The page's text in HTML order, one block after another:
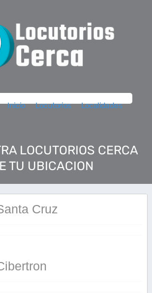
Inicio Locutorios Localidades
LOCUTORIOS CERCA
TU UBICACION
Cruz